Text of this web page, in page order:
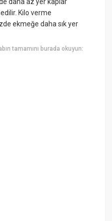
Kilo verme
ekmeğe daha sık yer
tamamını burada okuyun: